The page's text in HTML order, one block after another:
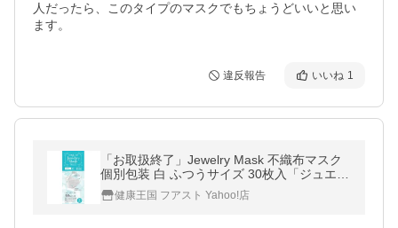
人だったら、このタイプのマスクでもちょうどいいと思い
ます。
違反報告 いいね 1
「お取扱終了」Jewelry Mask 不織布マスク
個別包装 白 ふつうサイズ 30枚入「ジュエリ
ーマスク 3D 立体 快適」「感染予防」
健康王国 フアスト Yahoo!店